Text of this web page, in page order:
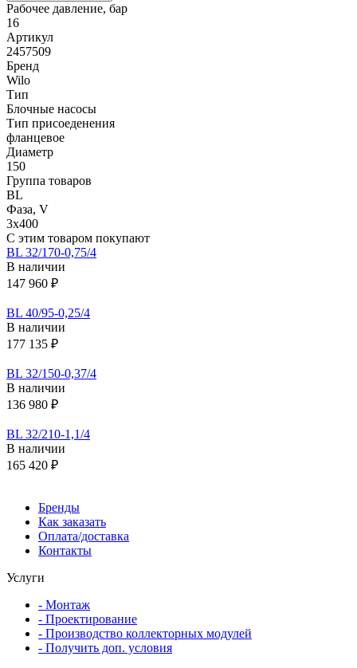
Рабочее давление, бар
16
Артикул
2457509
Бренд
Wilo
Тип
Блочные насосы
Тип присоеденения
фланцевое
Диаметр
150
Группа товаров
BL
Фаза, V
3х400
С этим товаром покупают
BL 32/170-0,75/4
В наличии
147 960 ₽
BL 40/95-0,25/4
В наличии
177 135 ₽
BL 32/150-0,37/4
В наличии
136 980 ₽
BL 32/210-1,1/4
В наличии
165 420 ₽
Бренды
Как заказать
Оплата/доставка
Контакты
Услуги
- Монтаж
- Проектирование
- Производство коллекторных модулей
- Получить доп. условия